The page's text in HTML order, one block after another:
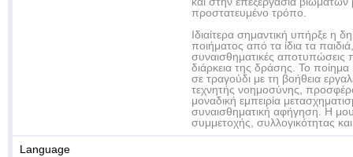
προστατευμένο τρόπο.
Ιδιαίτερα σημαντική υπήρξε η
ποιήματος από τα ίδια τα
συναισθηματικές αποτυπώσεις
διάρκεια της δράσης. Το
σε τραγούδι με τη βοήθεια
τεχνητής νοημοσύνης,
μοναδική εμπειρία
συναισθηματική αφήγηση. Η
συμμετοχής, συλλογικότητας
Language